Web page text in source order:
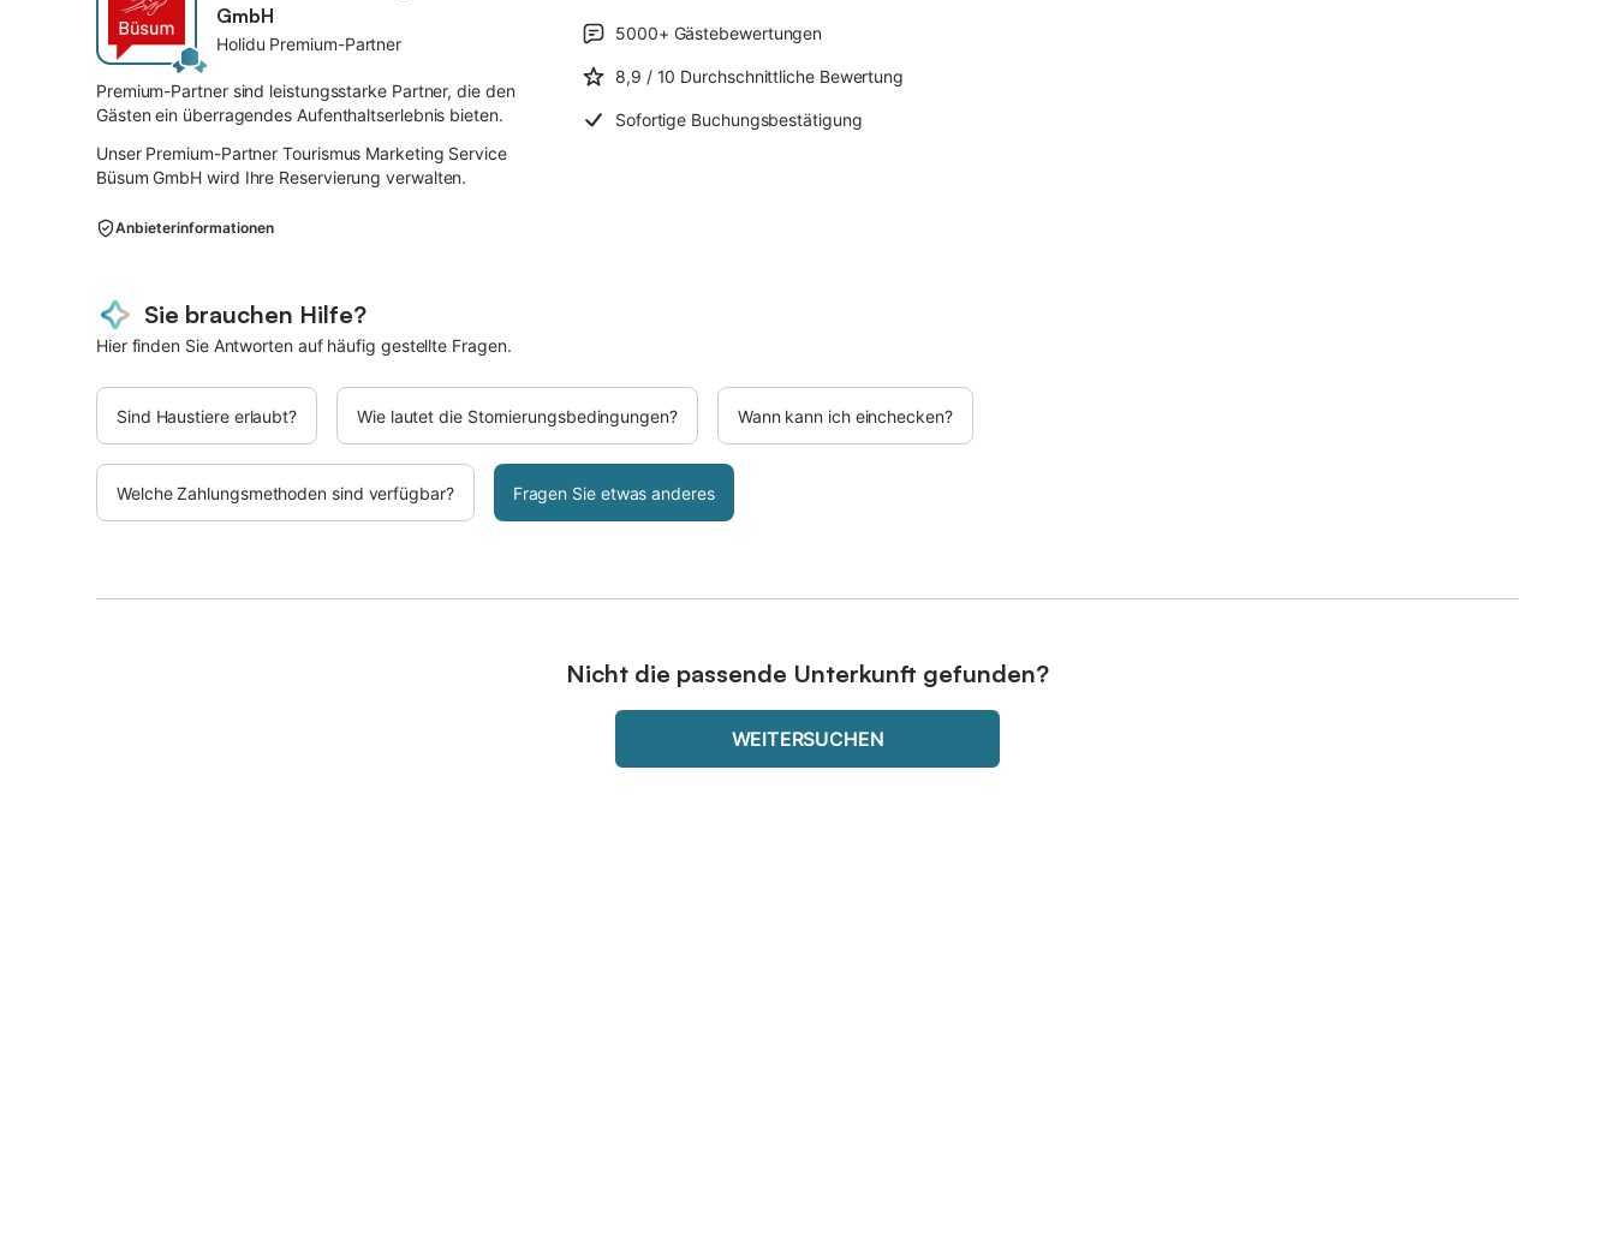
GmbH
Holidu Premium-Partner
Premium-Partner sind leistungsstarke Partner, die den
Gästen ein überragendes Aufenthaltserlebnis bieten.
Unser Premium-Partner Tourismus Marketing Service
Büsum GmbH wird Ihre Reservierung verwalten.
5000+ Gästebewertungen
8,9 / 10 Durchschnittliche Bewertung
Sofortige Buchungsbestätigung
Anbieterinformationen
Sie brauchen Hilfe?
Hier finden Sie Antworten auf häufig gestellte Fragen.
Sind Haustiere erlaubt? Wie lautet die Stornierungsbedingungen? Wann kann ich einchecken?
Welche Zahlungsmethoden sind verfügbar? Fragen Sie etwas anderes
Nicht die passende Unterkunft gefunden?
WEITERSUCHEN